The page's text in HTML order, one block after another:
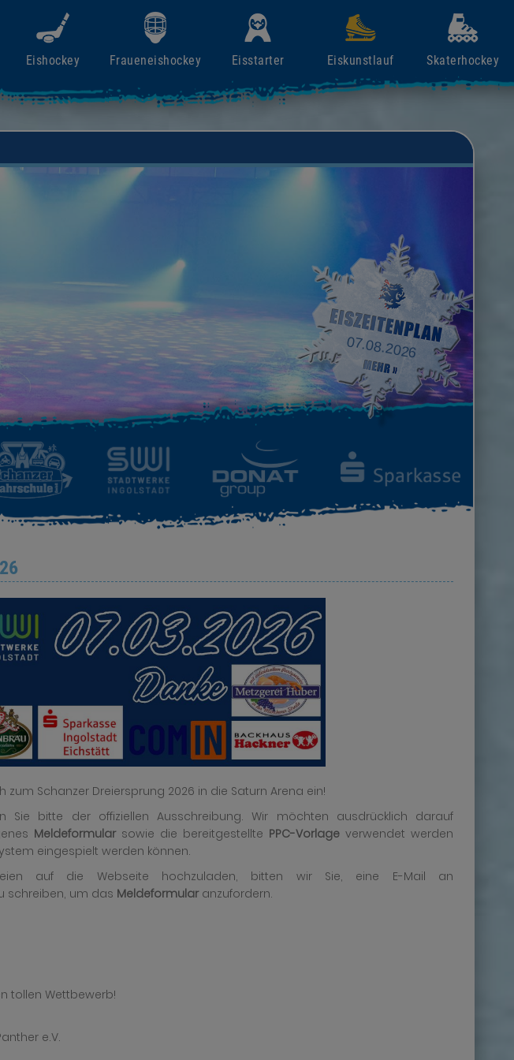
Eishockey Fraueneishockey Eisstarter Eiskunstlauf Skaterhockey
07.08.2026
zum Schanzer Dreiersprung 2026 in die Saturn Arena ein!
Sie bitte der offiziellen Ausschreibung. Wir möchten ausdrücklich darauf
Meldeformularsowie die bereitgestellte PPC-Vorlage verwendet werden
eingespielt werden können.
auf die Webseite hochzuladen, bitten wir Sie, eine E-Mail an
schreiben, um das Meldeformularanzufordern.
tollen Wettbewerb!
e.V.